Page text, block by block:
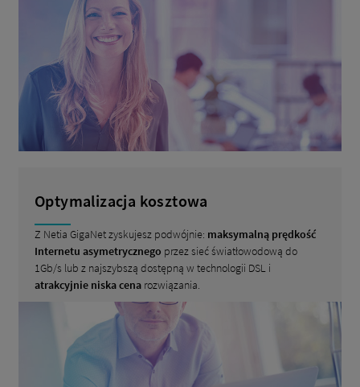
Optymalizacja kosztowa
Z Netia GigaNet zyskujesz podwójnie: maksymalną prędkość
Internetu asymetrycznego przez sieć światłowodową do
1Gb/s lub z najszybszą dostępną w technologii DSL i
atrakcyjnie niska cena rozwiązania.